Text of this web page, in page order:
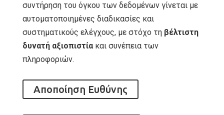
συντήρηση του όγκου των δεδομένων γίνεται με
αυτοματοποιημένες διαδικασίες και
συστηματικούς ελέγχους, με στόχο τη βέλτιστη
δυνατή αξιοπιστίακαι συνέπεια των
πληροφοριών.
Αποποίηση Ευθύνης